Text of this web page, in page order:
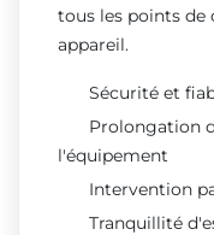
tous les points de
appareil.
Sécurité et
Prolongation
l'équipement
Intervention
Tranquillité